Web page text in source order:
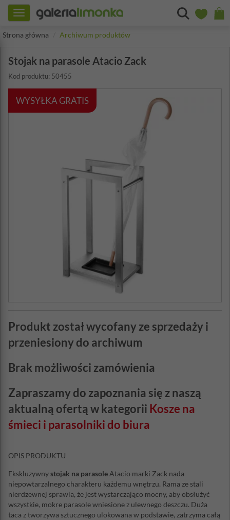
Toggle
navigation
Strona główna
Archiwum produktów
Stojak na parasole Atacio Zack
Kod produktu: 50455
WYSYŁKA GRATIS
Produkt został wycofany ze sprzedaży i
przeniesiony do archiwum
Brak możliwości zamówienia
Zapraszamy do zapoznania się z naszą
aktualną ofertą w kategorii Kosze na
śmieci i parasolniki do biura
OPIS PRODUKTU
Ekskluzywnystojak na parasoleAtacio marki Zack nada
niepowtarzalnego charakteru każdemu wnętrzu. Rama ze stali
nierdzewnej sprawia, że jest wystarczająco mocny, aby obsłużyć
wszystkie, mokre parasole wniesione z ulewnego deszczu. Duża
taca z tworzywa sztucznego ulokowana w podstawie, zatrzyma całą